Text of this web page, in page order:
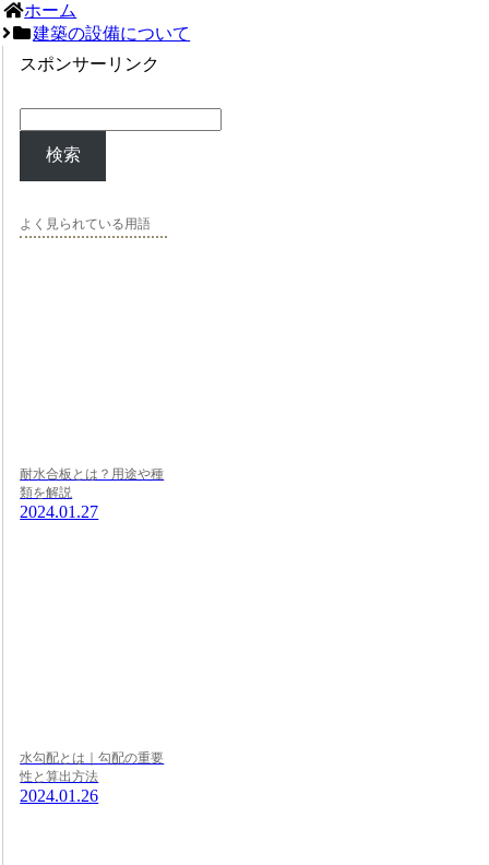
ホーム
建築の設備について
スポンサーリンク
検索
よく見られている用語
耐水合板とは？用途や種
類を解説
2024.01.27
水勾配とは｜勾配の重要
性と算出方法
2024.01.26